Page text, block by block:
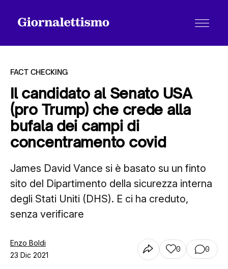
Tutti gli articoli
Contatti
FACT CHECKING
Il candidato al Senato USA
(pro Trump) che crede alla
bufala dei campi di
concentramento covid
James David Vance si è basato su un finto
sito del Dipartimento della sicurezza interna
degli Stati Uniti (DHS). E ci ha creduto,
senza verificare
Enzo Boldi
23 Dic 2021
0 0